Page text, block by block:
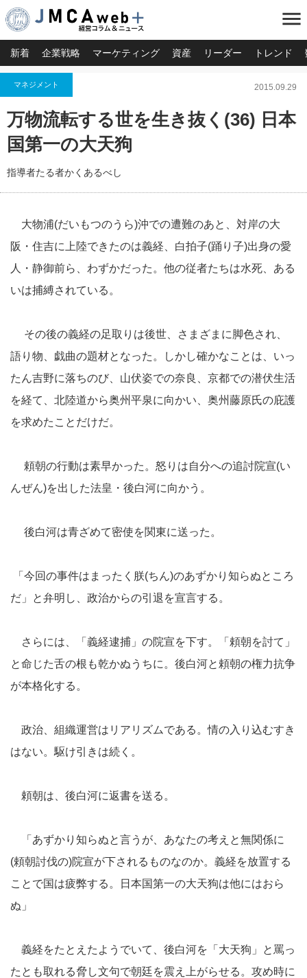
menu
新着 企業戦略 マーケティング 資産 リーダー トレンド
マネジメント 2015.09.29
万物流転する世を生き抜く(36) 日本
国第一の大天狗
指導者たる者かくあるべし
大物浦(だいもつのうら)沖での遭難のあと、対岸の大
阪・住吉に上陸できたのは義経、白拍子(踊り子)出身の愛
人・静御前ら、わずかだった。他の従者たちは水死、ある
いは捕縛されている。
その後の義経の足取りは後世、さまざまに脚色され、
語り物、戯曲の題材となった。しかし確かなことは、いっ
たん吉野に落ちのび、山伏姿での奈良、京都での潜伏生活
を経て、北陸道から奥州平泉に向かい、奥州藤原氏の庇護
を求めたことだけだ。
頼朝の行動は素早かった。怒りは自分への追討院宣(い
んぜん)を出した法皇・後白河に向かう。
後白河は青ざめて密使を関東に送った。
「今回の事件はまったく朕(ちん)のあずかり知らぬところ
だ」と弁明し、政治からの引退を宣言する。
さらには、「義経逮捕」の院宣を下す。「頼朝を討て」
と命じた舌の根も乾かぬうちに。後白河と頼朝の権力抗争
が本格化する。
政治、組織運営はリアリズムである。情の入り込むすき
はない。駆け引きは続く。
頼朝は、後白河に返書を送る。
「あずかり知らぬと言うが、あなたの考えと無関係に
(頼朝討伐の)院宣が下されるものなのか。義経を放置する
ことで国は疲弊する。日本国第一の大天狗は他にはおら
ぬ」
義経をたとえたようでいて、後白河を「大天狗」と罵っ
たとも取れる脅し文句で朝廷を震え上がらせる。攻め時に